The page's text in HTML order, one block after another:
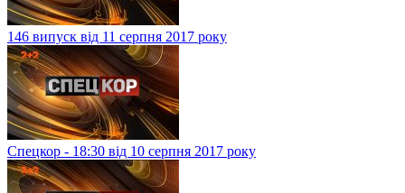
146 випуск від 11 серпня 2017 року
Спецкор - 18:30 від 10 серпня 2017 року